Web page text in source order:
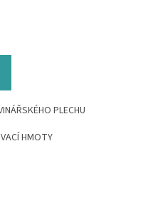
PLECHU
HMOTY